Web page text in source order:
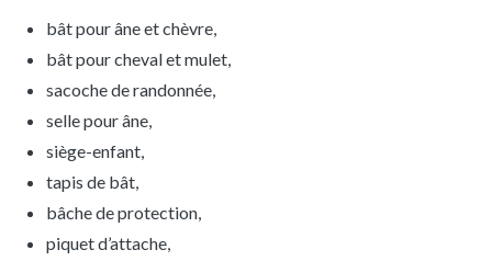
bât pour âne et chèvre,
bât pour cheval et mulet,
sacoche de randonnée,
selle pour âne,
siège-enfant,
tapis de bât,
bâche de protection,
piquet d’attache,